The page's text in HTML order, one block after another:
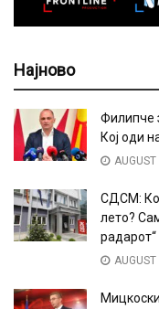
Најново
Филипче
Кој оди
СДСМ:
лето?
радарот“